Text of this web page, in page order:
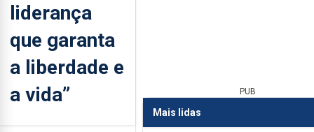
liderança
que garanta
a liberdade e
a vida”
PUB
Mais lidas